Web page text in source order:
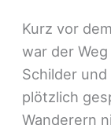
Kurz vor
war der
Schilder
plötzlich
Wanderern